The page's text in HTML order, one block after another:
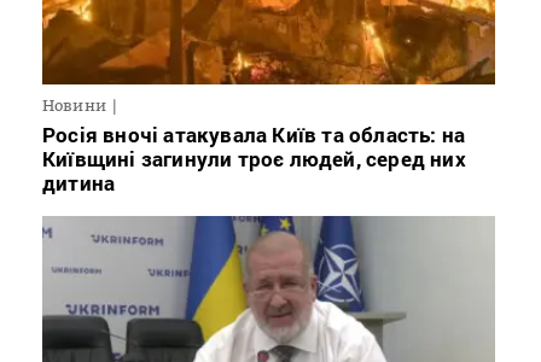
Новини
Росія вночі атакувала Київ та область: на
Київщині загинули троє людей, серед них
дитина